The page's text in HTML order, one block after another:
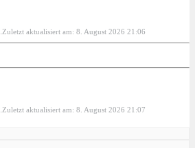
Zuletzt aktualisiert am: 8. August 2026 21:06
Zuletzt aktualisiert am: 8. August 2026 21:07